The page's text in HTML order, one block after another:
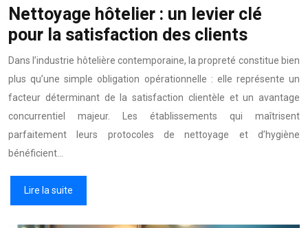
Nettoyage hôtelier : un levier clé
pour la satisfaction des clients
Dans l’industrie hôtelière contemporaine, la propreté constitue bien
plus qu’une simple obligation opérationnelle : elle représente un
facteur déterminant de la satisfaction clientèle et un avantage
concurrentiel majeur. Les établissements qui maîtrisent
parfaitement leurs protocoles de nettoyage et d’hygiène
bénéficient…
Lire la suite